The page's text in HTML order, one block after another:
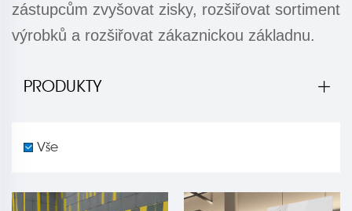
zástupcům zvyšovat zisky, rozšiřovat sortiment
výrobků a rozšiřovat zákaznickou základnu.
PRODUKTY
Vše